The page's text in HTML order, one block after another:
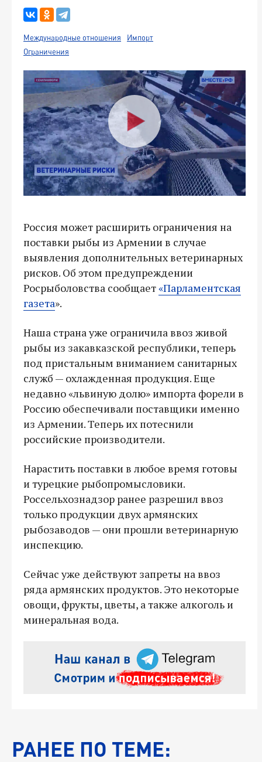
Международные отношения
Импорт
Ограничения
Россия может расширить ограничения на
поставки рыбы из Армении в случае
выявления дополнительных ветеринарных
рисков. Об этом предупреждении
Росрыболовства сообщает«Парламентская
газета».
Наша страна уже ограничила ввоз живой
рыбы из закавказской республики, теперь
под пристальным вниманием санитарных
служб — охлажденная продукция. Еще
недавно «львиную долю» импорта форели в
Россию обеспечивали поставщики именно
из Армении. Теперь их потеснили
российские производители.
Нарастить поставки в любое время готовы
и турецкие рыбопромысловики.
Россельхознадзор ранее разрешил ввоз
только продукции двух армянских
рыбозаводов — они прошли ветеринарную
инспекцию.
Сейчас уже действуют запреты на ввоз
ряда армянских продуктов. Это некоторые
овощи, фрукты, цветы, а также алкоголь и
минеральная вода.
РАНЕЕ ПО ТЕМЕ: